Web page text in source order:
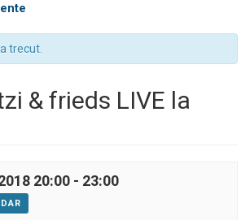
trecut.
& frieds LIVE la
20:00 - 23:00